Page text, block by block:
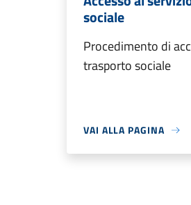
sociale
Procedimento di
trasporto sociale
VAI ALLA PAGINA